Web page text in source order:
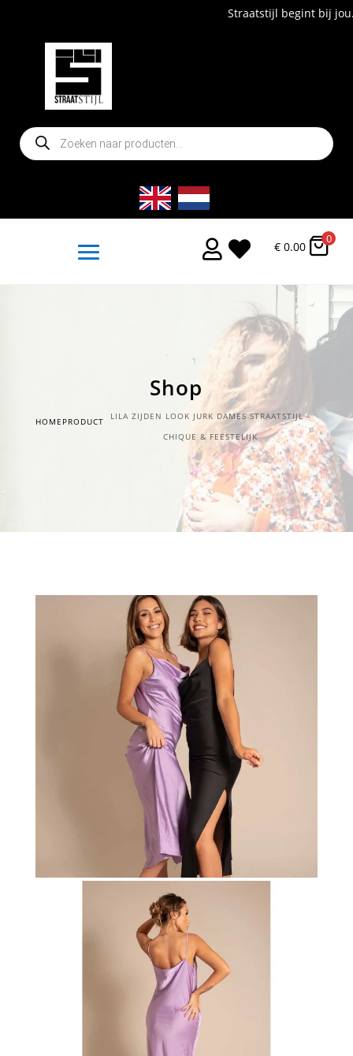
Straatstijl begint bij jou. Own it.
Producten
zoeken
  € 0.00
0
Shop
HOME PRODUCT
LILA ZIJDEN LOOK JURK DAMES STRAATSTIJL –
CHIQUE & FEESTELIJK